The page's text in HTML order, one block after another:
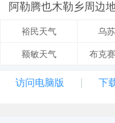
阿勒腾也木勒乡周边
裕民天气 乌
额敏天气 布克
访问电脑版 | 下